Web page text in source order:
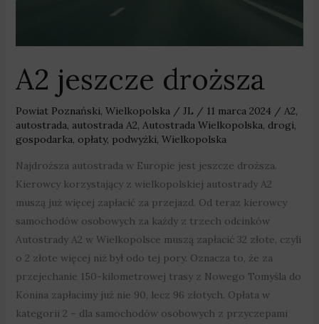
A2 jeszcze droższa
Powiat Poznański, Wielkopolska/ JL / 11 marca 2024 / A2,
autostrada, autostrada A2, Autostrada Wielkopolska, drogi,
gospodarka, opłaty, podwyżki, Wielkopolska
Najdroższa autostrada w Europie jest jeszcze droższa.
Kierowcy korzystający z wielkopolskiej autostrady A2
muszą już więcej zapłacić za przejazd. Od teraz kierowcy
samochodów osobowych za każdy z trzech odcinków
Autostrady A2 w Wielkopolsce muszą zapłacić 32 złote, czyli
o 2 złote więcej niż był odo tej pory. Oznacza to, że za
przejechanie 150-kilometrowej trasy z Nowego Tomyśla do
Konina zapłacimy już nie 90, lecz 96 złotych. Opłata w
kategorii 2 – dla samochodów osobowych z przyczepami